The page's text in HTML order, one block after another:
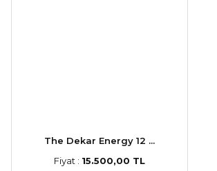
The Dekar Energy 12 ...
Fiyat : 15.500,00 TL